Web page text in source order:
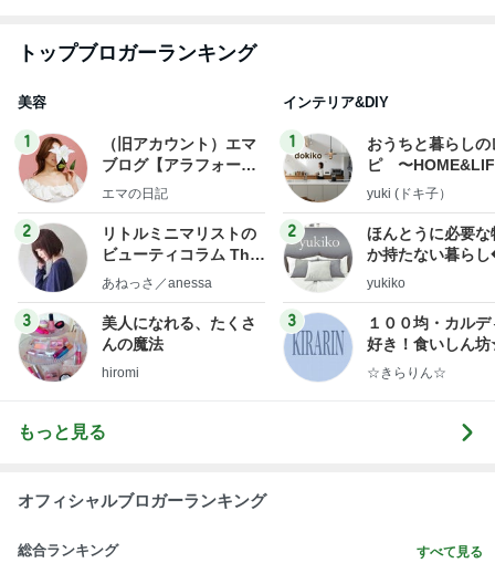
トップブロガーランキング
美容
1
（旧アカウント）エマ
ブログ【アラフォー会
社売却セカンドライ
エマの日記
2
リトルミニマリストの
ビューティコラム The
little minimalist's bea
あねっさ／anessa
3
美人になれる、たくさ
んの魔法
hiromi
インテリア&DIY
1
おうちと暮らしの
ピ 〜
yuki (ドキ子）
2
ほんとうに必要な
か持たない暮ら
ep Life Simple◆
yukiko
3
１００均・カルデ
好き！食いしん
らりん☆のブログ
☆きらりん☆
もっと見る
オフィシャルブロガーランキング
総合ランキング すべて見る